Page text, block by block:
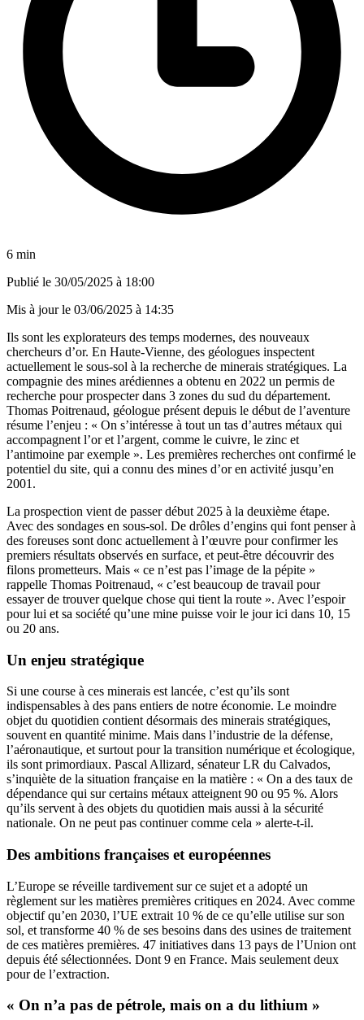
6 min
Publié le 30/05/2025 à 18:00
Mis à jour le 03/06/2025 à 14:35
Ils sont les explorateurs des temps modernes, des nouveaux
chercheurs d’or. En Haute-Vienne, des géologues inspectent
actuellement le sous-sol à la recherche de minerais stratégiques. La
compagnie des mines arédiennes a obtenu en 2022 un permis de
recherche pour prospecter dans 3 zones du sud du département.
Thomas Poitrenaud, géologue présent depuis le début de l’aventure
résume l’enjeu : « On s’intéresse à tout un tas d’autres métaux qui
accompagnent l’or et l’argent, comme le cuivre, le zinc et
l’antimoine par exemple ». Les premières recherches ont confirmé le
potentiel du site, qui a connu des mines d’or en activité jusqu’en
2001.
La prospection vient de passer début 2025 à la deuxième étape.
Avec des sondages en sous-sol. De drôles d’engins qui font penser à
des foreuses sont donc actuellement à l’œuvre pour confirmer les
premiers résultats observés en surface, et peut-être découvrir des
filons prometteurs. Mais « ce n’est pas l’image de la pépite »
rappelle Thomas Poitrenaud, « c’est beaucoup de travail pour
essayer de trouver quelque chose qui tient la route ». Avec l’espoir
pour lui et sa société qu’une mine puisse voir le jour ici dans 10, 15
ou 20 ans.
Un enjeu stratégique
Si une course à ces minerais est lancée, c’est qu’ils sont
indispensables à des pans entiers de notre économie. Le moindre
objet du quotidien contient désormais des minerais stratégiques,
souvent en quantité minime. Mais dans l’industrie de la défense,
l’aéronautique, et surtout pour la transition numérique et écologique,
ils sont primordiaux. Pascal Allizard, sénateur LR du Calvados,
s’inquiète de la situation française en la matière : « On a des taux de
dépendance qui sur certains métaux atteignent 90 ou 95 %. Alors
qu’ils servent à des objets du quotidien mais aussi à la sécurité
nationale. On ne peut pas continuer comme cela » alerte-t-il.
Des ambitions françaises et européennes
L’Europe se réveille tardivement sur ce sujet et a adopté un
règlement sur les matières premières critiques en 2024. Avec comme
objectif qu’en 2030, l’UE extrait 10 % de ce qu’elle utilise sur son
sol, et transforme 40 % de ses besoins dans des usines de traitement
de ces matières premières. 47 initiatives dans 13 pays de l’Union ont
depuis été sélectionnées. Dont 9 en France. Mais seulement deux
pour de l’extraction.
« On n’a pas de pétrole, mais on a du lithium »